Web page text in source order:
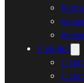
Listados